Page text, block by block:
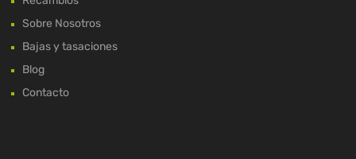
Sobre Nosotros
Bajas y tasaciones
Blog
Contacto